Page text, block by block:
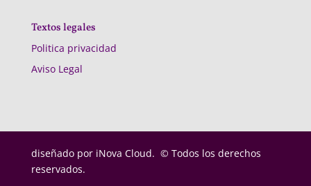
Textos legales
Politica privacidad
Aviso Legal
diseñado por iNova Cloud. © Todos los derechos
reservados.